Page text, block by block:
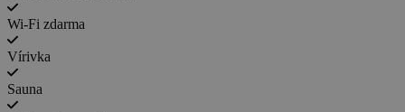
Wi-Fi zdarma
Vírivka
Sauna